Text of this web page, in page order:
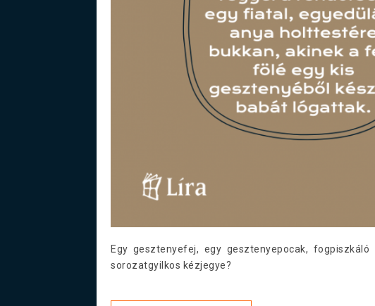
Egy gesztenyefej, egy gesztenyepocak,
sorozatgyilkos kézjegye?